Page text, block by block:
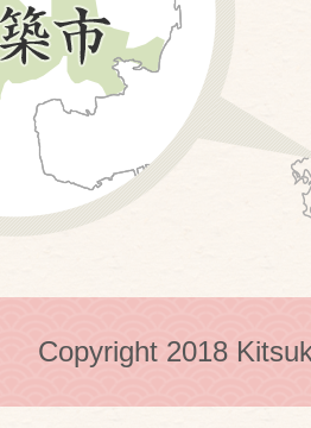
Copyright 2018